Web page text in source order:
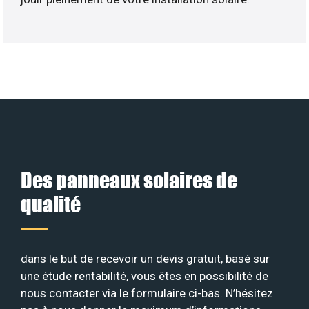
Des panneaux solaires de
qualité
dans le but de recevoir un devis gratuit, basé sur
une étude rentabilité, vous êtes en possibilité de
nous contacter via le formulaire ci-bas. N’hésitez